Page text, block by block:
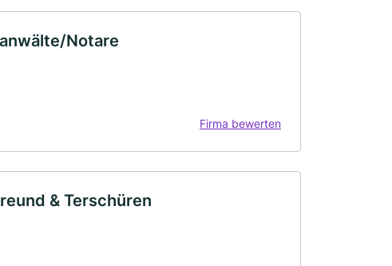
Notare
Firma bewerten
& Terschüren